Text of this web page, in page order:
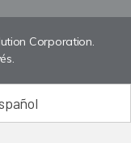
Corporation.